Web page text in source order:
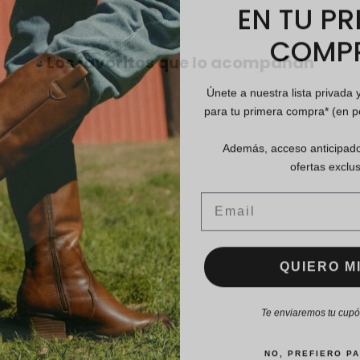
Los favoritos que lo acompañan
EN TU
para tu primera compra* (en
ofertas